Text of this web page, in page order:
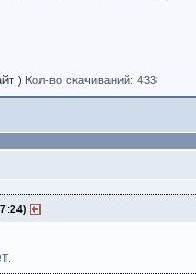
) Кол-во скачиваний: 433